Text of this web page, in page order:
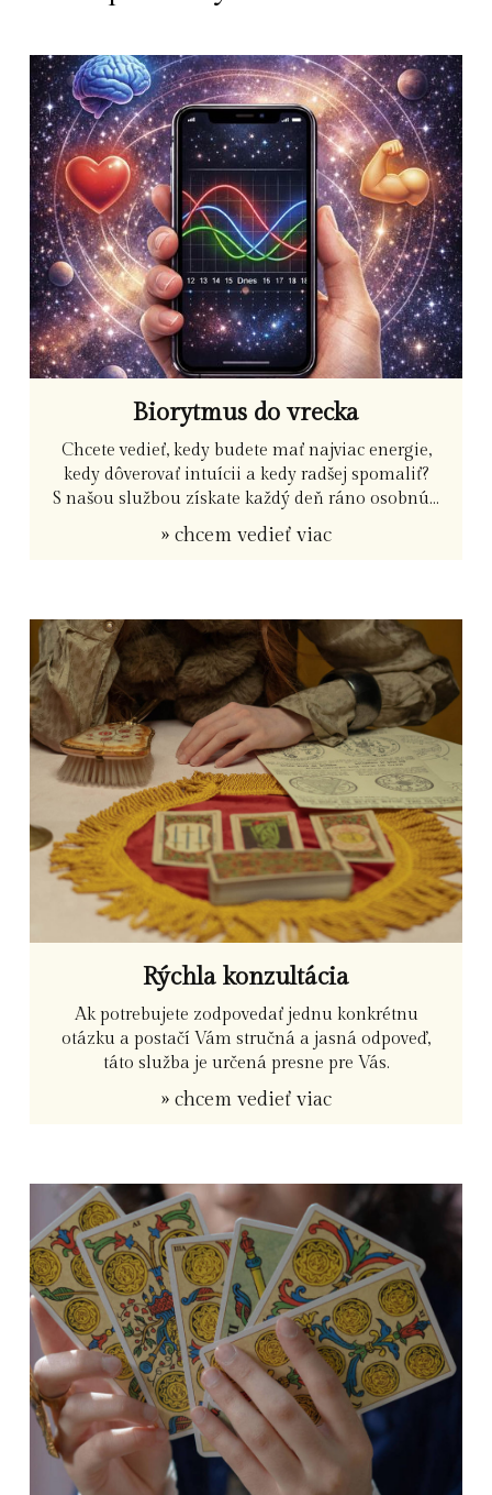
Biorytmus do vrecka
Chcete vedieť, kedy budete mať najviac energie,
kedy dôverovať intuícii a kedy radšej spomaliť?
S našou službou získate každý deň ráno osobnú...
» chcem vedieť viac
Rýchla konzultácia
Ak potrebujete zodpovedať jednu konkrétnu
otázku a postačí Vám stručná a jasná odpoveď,
táto služba je určená presne pre Vás.
» chcem vedieť viac